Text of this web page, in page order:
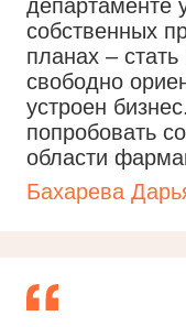
департаменте
собственных
планах –
свободно
устроен
попробовать
области
Бахарева